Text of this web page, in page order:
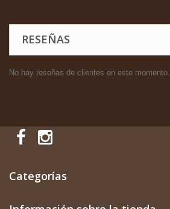
RESEÑAS
No hay reseñas de clientes en este momento.
Categorías